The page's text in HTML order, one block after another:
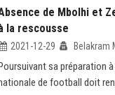
de Mbolhi et
la rescousse
2021-12-29 Belakram
sa préparation
de football doit